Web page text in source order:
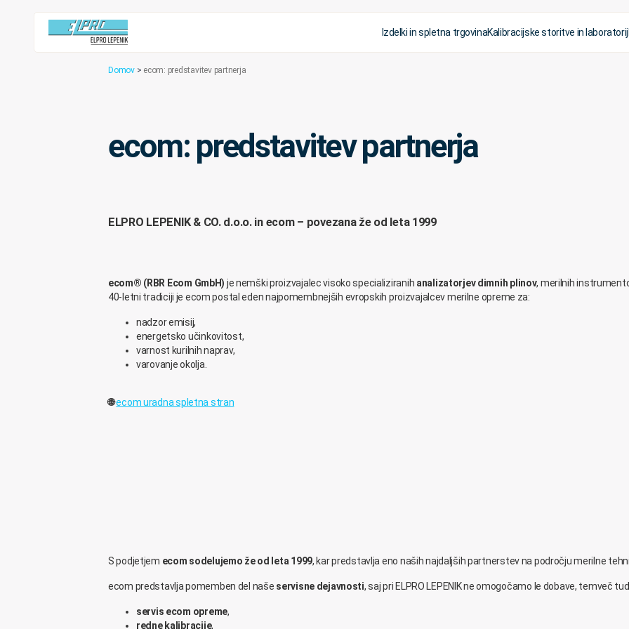
Izdelki in spletna trgovinaKalibracijske storitve in laboratorij
Domov > ecom: predstavitev partnerja
ecom: predstavitev partnerja
ELPRO LEPENIK & CO. d.o.o. in ecom – povezana že od leta 1999
ecom® (RBR Ecom GmbH) je nemški proizvajalec visoko specializiranih analizatorjev dimnih plinov, merilnih
40-letni tradiciji je ecom postal eden najpomembnejših evropskih proizvajalcev merilne opreme za:
nadzor emisij,
energetsko učinkovitost,
varnost kurilnih naprav,
varovanje okolja.
🌐ecom uradna spletna stran
S podjetjem ecom sodelujemo že od leta 1999, kar predstavlja eno naših najdaljših partnerstev na področju merilne
ecom predstavlja pomemben del naše servisne dejavnosti, saj pri ELPRO LEPENIK ne omogočamo le dobave, temveč
servis ecom opreme,
redne kalibracije,